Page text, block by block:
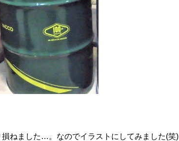
ねました…。なのでイラストにしてみました(笑)